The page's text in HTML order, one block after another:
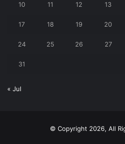
10 11 12 13
17 18 19 20
24 25 26 27
31
« Jul
© Copyright 2026, All